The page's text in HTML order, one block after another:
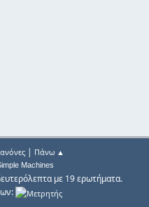
| Πάνω ▲
Machines
με 19 ερωτήματα.